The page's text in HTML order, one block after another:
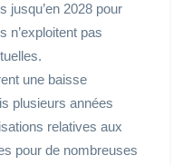
jusqu’en 2028 pour
n’exploitent pas
une baisse
plusieurs années
relatives aux
pour de nombreuses